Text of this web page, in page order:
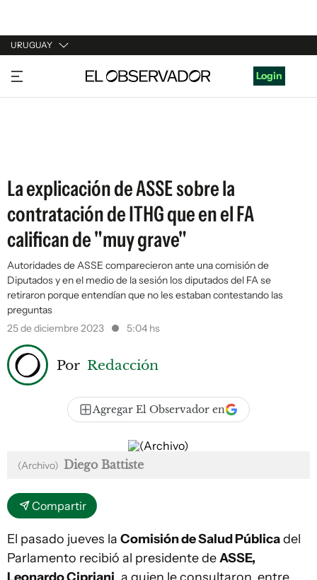
URUGUAY
URUGUAY
ARGENTINA
Login
La explicación de ASSE sobre la
contratación de ITHG que en el FA
califican de "muy grave"
Autoridades de ASSE comparecieron ante una comisión de
Diputados y en el medio de la sesión los diputados del FA se
retiraron porque entendían que no les estaban contestando las
preguntas
25 de diciembre 2023
5:04 hs
Por Redacción
Agregar El Observador en
(Archivo) Diego Battiste
Compartir
El pasado jueves la Comisión de Salud Públicadel
Parlamento recibió al presidente deASSE,